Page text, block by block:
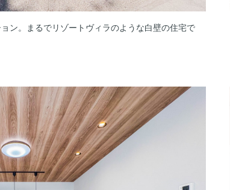
ン。まるでリゾートヴィラのような白壁の住宅で